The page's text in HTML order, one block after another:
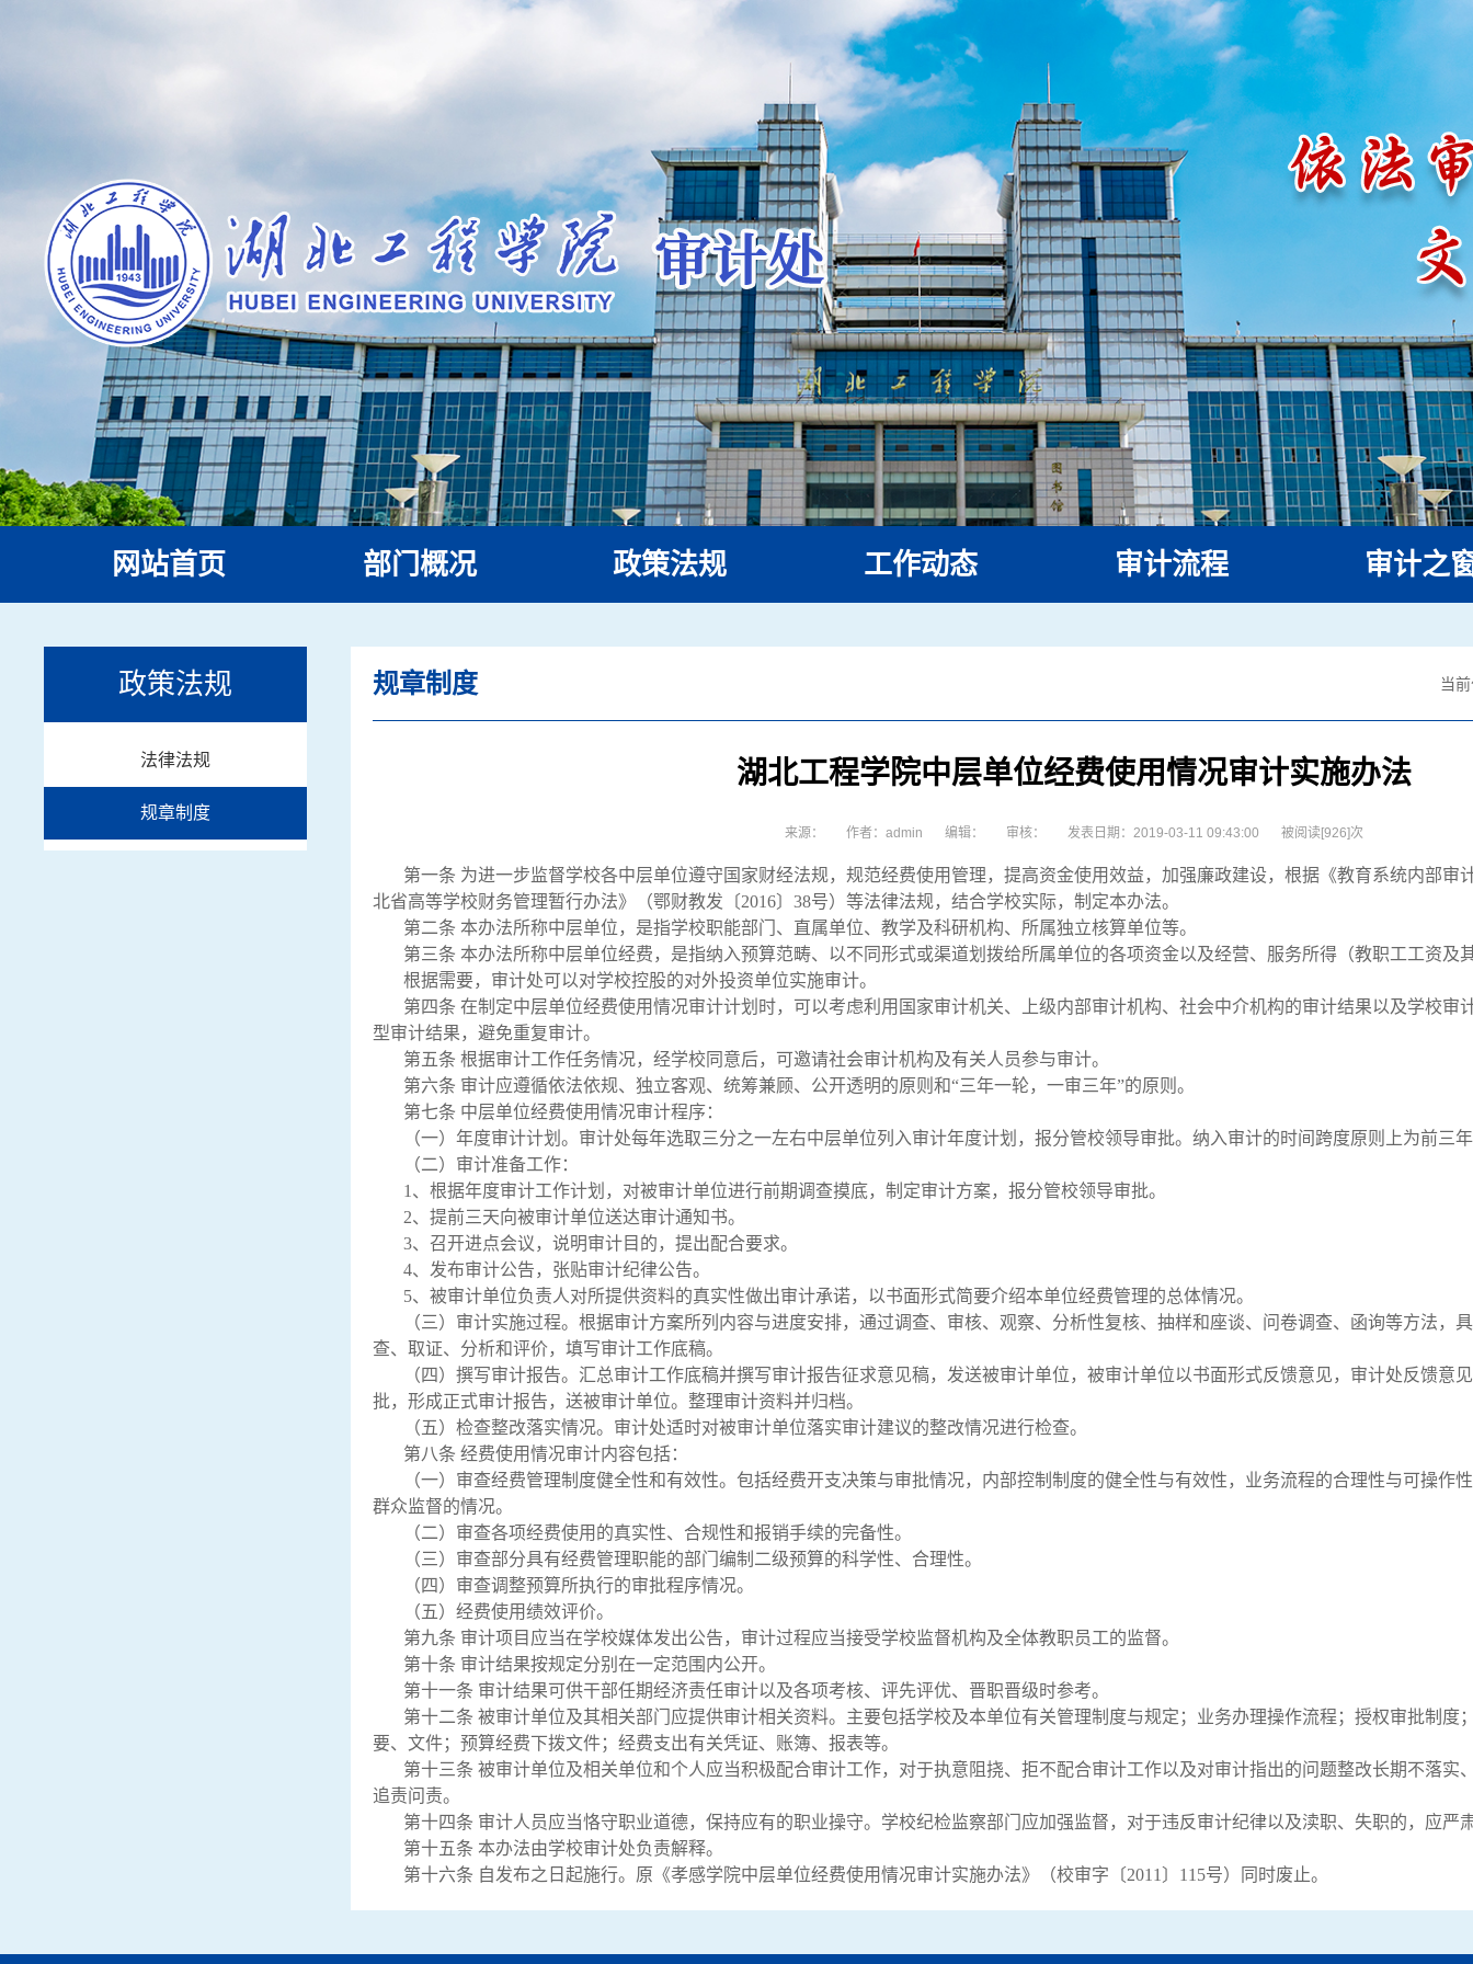
网站首页 部门概况 政策法规 工作动态 审计流程 审计之
业务天地
政策法规
法律法规
规章制度
规章制度 当
湖北工程学院中层单位经费使用情况审计实施办法
来源： 作者：admin 编辑： 审核： 发表日期：2019-03-11 09:43:00 被阅读[926]次
第一条 为进一步监督学校各中层单位遵守国家财经法规，规范经费使用管理，提高资金使用效益，加强廉政建设，根据《教育系统内部审
北省高等学校财务管理暂行办法》（鄂财教发〔2016〕38号）等法律法规，结合学校实际，制定本办法。
第二条 本办法所称中层单位，是指学校职能部门、直属单位、教学及科研机构、所属独立核算单位等。
第三条 本办法所称中层单位经费，是指纳入预算范畴、以不同形式或渠道划拨给所属单位的各项资金以及经营、服务所得（教职工工资及
根据需要，审计处可以对学校控股的对外投资单位实施审计。
第四条 在制定中层单位经费使用情况审计计划时，可以考虑利用国家审计机关、上级内部审计机构、社会中介机构的审计结果以及学校审
型审计结果，避免重复审计。
第五条 根据审计工作任务情况，经学校同意后，可邀请社会审计机构及有关人员参与审计。
第六条 审计应遵循依法依规、独立客观、统筹兼顾、公开透明的原则和“三年一轮，一审三年”的原则。
第七条 中层单位经费使用情况审计程序：
（一）年度审计计划。审计处每年选取三分之一左右中层单位列入审计年度计划，报分管校领导审批。纳入审计的时间跨度原则上为前三
（二）审计准备工作：
1、根据年度审计工作计划，对被审计单位进行前期调查摸底，制定审计方案，报分管校领导审批。
2、提前三天向被审计单位送达审计通知书。
3、召开进点会议，说明审计目的，提出配合要求。
4、发布审计公告，张贴审计纪律公告。
5、被审计单位负责人对所提供资料的真实性做出审计承诺，以书面形式简要介绍本单位经费管理的总体情况。
（三）审计实施过程。根据审计方案所列内容与进度安排，通过调查、审核、观察、分析性复核、抽样和座谈、问卷调查、函询等方法，
查、取证、分析和评价，填写审计工作底稿。
（四）撰写审计报告。汇总审计工作底稿并撰写审计报告征求意见稿，发送被审计单位，被审计单位以书面形式反馈意见，审计处反馈意
批，形成正式审计报告，送被审计单位。整理审计资料并归档。
（五）检查整改落实情况。审计处适时对被审计单位落实审计建议的整改情况进行检查。
第八条 经费使用情况审计内容包括：
（一）审查经费管理制度健全性和有效性。包括经费开支决策与审批情况，内部控制制度的健全性与有效性，业务流程的合理性与可操作
群众监督的情况。
（二）审查各项经费使用的真实性、合规性和报销手续的完备性。
（三）审查部分具有经费管理职能的部门编制二级预算的科学性、合理性。
（四）审查调整预算所执行的审批程序情况。
（五）经费使用绩效评价。
第九条 审计项目应当在学校媒体发出公告，审计过程应当接受学校监督机构及全体教职员工的监督。
第十条 审计结果按规定分别在一定范围内公开。
第十一条 审计结果可供干部任期经济责任审计以及各项考核、评先评优、晋职晋级时参考。
第十二条 被审计单位及其相关部门应提供审计相关资料。主要包括学校及本单位有关管理制度与规定；业务办理操作流程；授权审批制度
要、文件；预算经费下拨文件；经费支出有关凭证、账簿、报表等。
第十三条 被审计单位及相关单位和个人应当积极配合审计工作，对于执意阻挠、拒不配合审计工作以及对审计指出的问题整改长期不落实
追责问责。
第十四条 审计人员应当恪守职业道德，保持应有的职业操守。学校纪检监察部门应加强监督，对于违反审计纪律以及渎职、失职的，应严
第十五条 本办法由学校审计处负责解释。
第十六条 自发布之日起施行。原《孝感学院中层单位经费使用情况审计实施办法》（校审字〔2011〕115号）同时废止。